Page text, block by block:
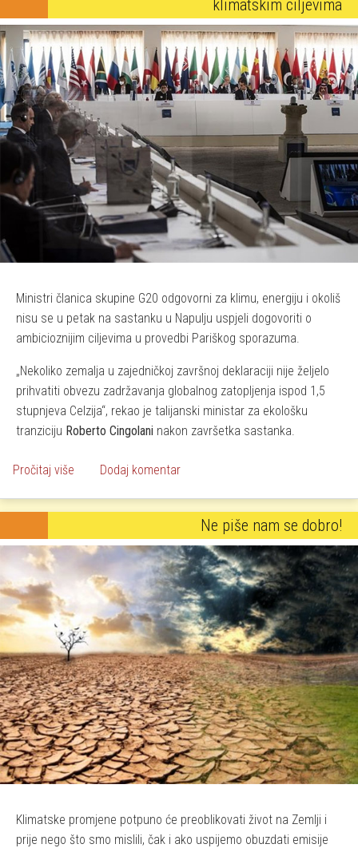
klimatskim ciljevima
Ministri članica skupine G20 odgovorni za klimu, energiju i okoliš
nisu se u petak na sastanku u Napulju uspjeli dogovoriti o
ambicioznijim ciljevima u provedbi Pariškog sporazuma.
Nekoliko zemalja u zajedničkoj završnoj deklaraciji nije željelo
prihvatiti obvezu zadržavanja globalnog zatopljenja ispod 1,5
stupnjeva Celzija , rekao je talijanski ministar za ekološku
tranziciju Roberto Cingolani nakon završetka sastanka.
Pročitaj više o Ministri se nisu uspjeli dogovoriti o klimatskim
Dodaj komentar
Ne piše nam se dobro!
Klimatske promjene potpuno će preoblikovati život na Zemlji i
prije nego što smo mislili, čak i ako uspijemo obuzdati emisije